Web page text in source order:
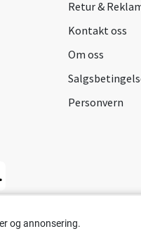
og annonsering.
Retur &
Kontakt oss
Om oss
Personvern